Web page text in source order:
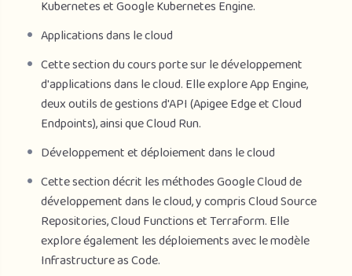
Kubernetes et Google Kubernetes Engine.
Applications dans le cloud
Cette section du cours porte sur le développement
d'applications dans le cloud. Elle explore App Engine,
deux outils de gestions d'API (Apigee Edge et Cloud
Endpoints), ainsi que Cloud Run.
Développement et déploiement dans le cloud
Cette section décrit les méthodes Google Cloud de
développement dans le cloud, y compris Cloud Source
Repositories, Cloud Functions et Terraform. Elle
explore également les déploiements avec le modèle
Infrastructure as Code.